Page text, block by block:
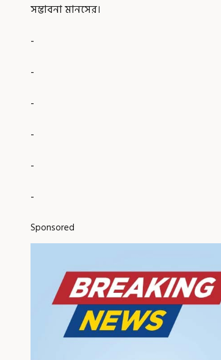
সম্ভাবনা মানসের।
-
-
-
-
-
-
Sponsored